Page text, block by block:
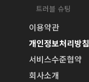
트러블 슈팅
이용약관
개인정보처리방침
서비스수준협약
회사소개